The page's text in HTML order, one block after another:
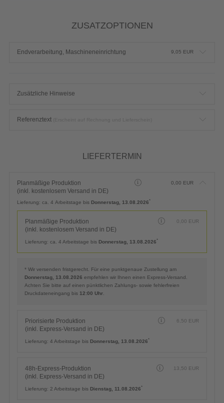
ZUSATZOPTIONEN
Endverarbeitung, Maschineneinrichtung 9,05 EUR
Zusätzliche Hinweise
Referenztext
LIEFERTERMIN
Planmäßige Produktion
(inkl. kostenlosem Versand in DE)
0,00 EUR
Lieferung: ca. 4 Arbeitstage bis Donnerstag, 13.08.2026*
Planmäßige Produktion
(inkl. kostenlosem Versand in DE)
0,00 EUR
Lieferung: ca. 4 Arbeitstage bis Donnerstag, 13.08.2026*
* Wir versenden fristgerecht. Für eine punktgenaue Zustellung am
Donnerstag, 13.08.2026 empfehlen wir Ihnen einen Express-Versand.
Achten Sie bitte auf einen pünktlichen Zahlungs- sowie fehlerfreien
Druckdateneingang bis 12:00 Uhr
Priorisierte Produktion
(inkl. Express-Versand in DE)
6,50 EUR
Lieferung: 4 Arbeitstage bis Donnerstag, 13.08.2026*
48h-Express-Produktion
(inkl. Express-Versand in DE)
13,50 EUR
Lieferung: 2 Arbeitstage bis Dienstag, 11.08.2026*